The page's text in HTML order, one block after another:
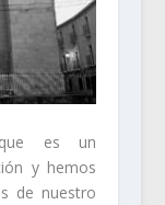
es un
y hemos
de nuestro